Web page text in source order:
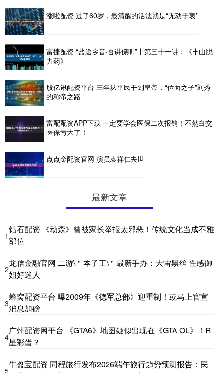
涨啦配资 过了60岁，最清醒的活法就是“无动于衷”
富捷配资 “盐途乡音·吾讲倷听”丨第三十一讲：《丰山脱
力药》
股亿讯配资平台 三年从平民干到皇帝，“位面之子”刘秀
的称帝之路
富配配资APP下载 一定要学会医保二次报销！不然白交
医保亏大了！
点点金配资官网 演员袁祥仁去世
最新文章
1
钻石配资 《动森》曾被家长举报太邪恶！传统文化当成不雅
部位
2
龙信金融官网 二游\＂本子王\＂最新手办：大雷黑丝 性感御
姐好迷人
3
蜂窝配资平台 曝2009年《德军总部》迎重制！或马上官宣
消息加磅
4
广州配资网平台 《GTA6》地图疑似出现在《GTA OL》！R
星彩蛋？
5
牛盈宝配资 同程旅行发布2026端午旅行趋势预测报告：民